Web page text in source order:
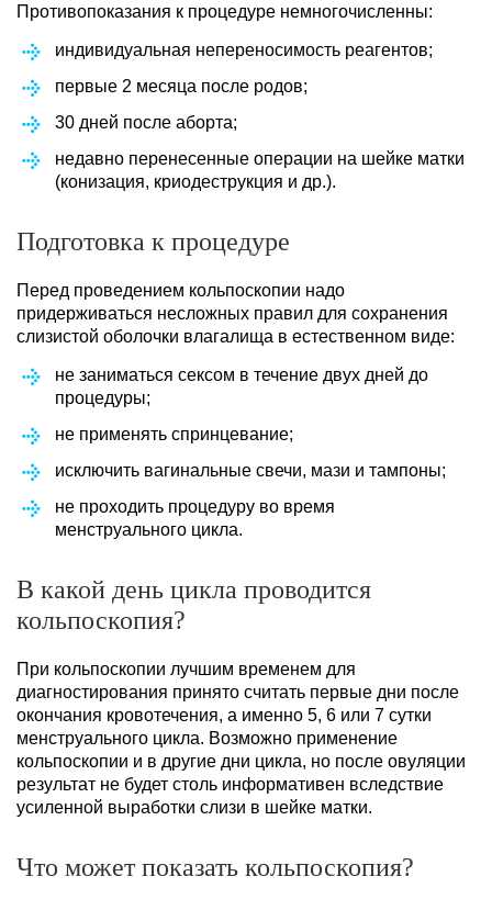
Противопоказания к процедуре немногочисленны:
индивидуальная непереносимость реагентов;
первые 2 месяца после родов;
30 дней после аборта;
недавно перенесенные операции на шейке матки
(конизация, криодеструкция и др.).
Подготовка к процедуре
Перед проведением кольпоскопии надо
придерживаться несложных правил для сохранения
слизистой оболочки влагалища в естественном виде:
не заниматься сексом в течение двух дней до
процедуры;
не применять спринцевание;
исключить вагинальные свечи, мази и тампоны;
не проходить процедуру во время
менструального цикла.
В какой день цикла проводится
кольпоскопия?
При кольпоскопии лучшим временем для
диагностирования принято считать первые дни после
окончания кровотечения, а именно 5, 6 или 7 сутки
менструального цикла. Возможно применение
кольпоскопии и в другие дни цикла, но после овуляции
результат не будет столь информативен вследствие
усиленной выработки слизи в шейке матки.
Что может показать кольпоскопия?